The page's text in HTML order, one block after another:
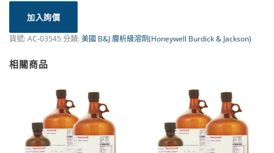
加入詢價
貨號:AC-03545 分類:美國 B&J 層析級溶劑(Honeywell Burdick & Jackson)
相關商品